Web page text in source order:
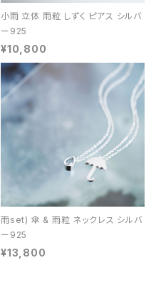
小雨 立体 雨粒 しずく ピアス シルバ
ー925
¥10,800
雨set) 傘 & 雨粒 ネックレス シルバ
ー925
¥13,800